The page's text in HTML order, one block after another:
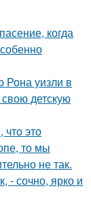
когда
Рона уизли в
детскую
это
то мы
не так.
- сочно, ярко и